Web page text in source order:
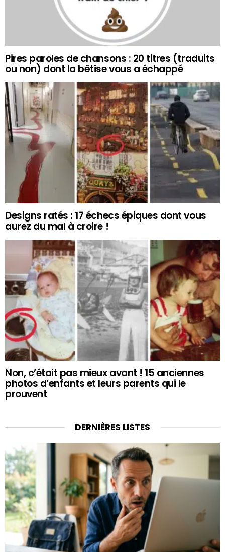
Pires paroles de chansons : 20 titres (traduits
ou non) dont la bêtise vous a échappé
Designs ratés : 17 échecs épiques dont vous
aurez du mal à croire !
Non, c’était pas mieux avant ! 15 anciennes
photos d’enfants et leurs parents qui le
prouvent
DERNIÈRES LISTES